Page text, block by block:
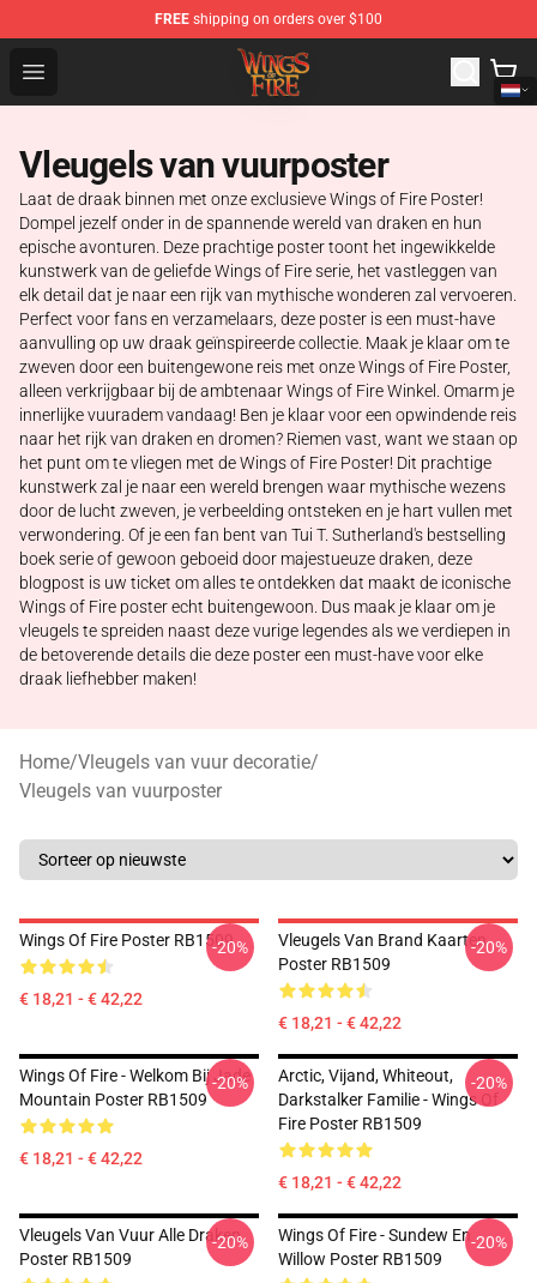
FREE shipping on orders over $100
Open menu
Wings of Fire Shop - Official Wings of Fire Merchandise
Vleugels van vuurposter
Laat de draak binnen met onze exclusieve Wings of Fire Poster!
Dompel jezelf onder in de spannende wereld van draken en hun
epische avonturen. Deze prachtige poster toont het ingewikkelde
kunstwerk van de geliefde Wings of Fire serie, het vastleggen van
elk detail dat je naar een rijk van mythische wonderen zal vervoeren.
Perfect voor fans en verzamelaars, deze poster is een must-have
aanvulling op uw draak geïnspireerde collectie. Maak je klaar om te
zweven door een buitengewone reis met onze Wings of Fire Poster,
alleen verkrijgbaar bij de ambtenaar Wings of Fire Winkel. Omarm je
innerlijke vuuradem vandaag! Ben je klaar voor een opwindende reis
naar het rijk van draken en dromen? Riemen vast, want we staan op
het punt om te vliegen met de Wings of Fire Poster! Dit prachtige
kunstwerk zal je naar een wereld brengen waar mythische wezens
door de lucht zweven, je verbeelding ontsteken en je hart vullen met
verwondering. Of je een fan bent van Tui T. Sutherland's bestselling
boek serie of gewoon geboeid door majestueuze draken, deze
blogpost is uw ticket om alles te ontdekken dat maakt de iconische
Wings of Fire poster echt buitengewoon. Dus maak je klaar om je
vleugels te spreiden naast deze vurige legendes als we verdiepen in
de betoverende details die deze poster een must-have voor elke
draak liefhebber maken!
Home/Vleugels van vuur decoratie/
Vleugels van vuurposter
Wings Of Fire Poster RB1509
€ 18,21 - € 42,22
-20%
Vleugels Van Brand Kaarten
Poster RB1509
€ 18,21 - € 42,22
-20%
Wings Of Fire - Welkom Bij Jade
Mountain Poster RB1509
€ 18,21 - € 42,22
-20%
Arctic, Vijand, Whiteout,
Darkstalker Familie - Wings Of
Fire Poster RB1509
€ 18,21 - € 42,22
-20%
Vleugels Van Vuur Alle Draken
Poster RB1509
-20%
Wings Of Fire - Sundew En
Willow Poster RB1509
-20%